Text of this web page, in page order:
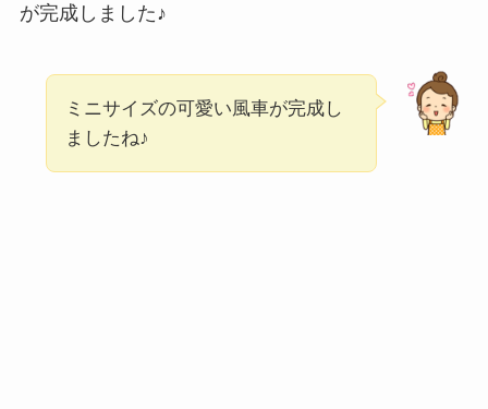
が完成しました♪
ミニサイズの可愛い風車が完成し
ましたね♪